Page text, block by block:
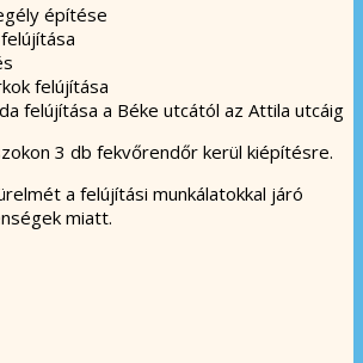
építése
felújítása
felújítása a Béke utcától az Attila utcáig
3 db fekvőrendőr kerül kiépítésre.
a felújítási munkálatokkal járó
miatt.